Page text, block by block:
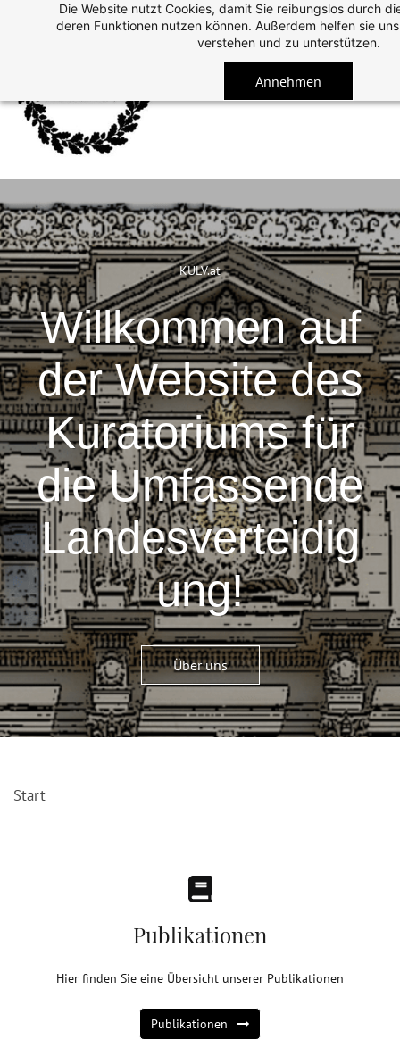
Die Website nutzt Cookies, damit Sie reibungslos durch
deren Funktionen nutzen können. Außerdem helfen sie
verstehen und zu unterstützen.
Annehmen
KULV.at
Willkommen auf
der Website des
Kuratoriums für
die Umfassende
Landesverteidig
ung!
Über uns
Start
Publikationen
Hier finden Sie eine Übersicht unserer Publikationen
Publikationen